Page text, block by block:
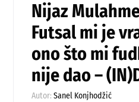
Nijaz
Futsal mi je
ono što mi
nije dao –
Autor:Sanel Konjhodžić